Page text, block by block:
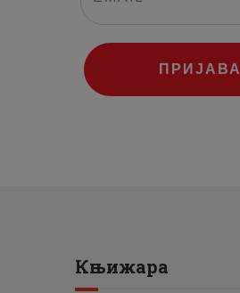
ПРИЈАВА
Књижара